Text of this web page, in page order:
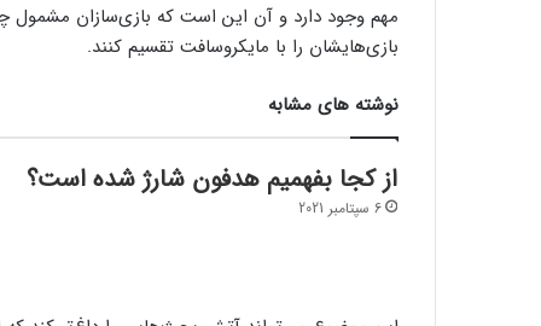
مهم وجود دارد و آن این است که بازی‌سازان مشمول
بازی‌هایشان را با مایکروسافت تقسیم کنند.
نوشته های مشابه
از کجا بفهمیم هدفون شارژ شده است؟
6 سپتامبر 2021